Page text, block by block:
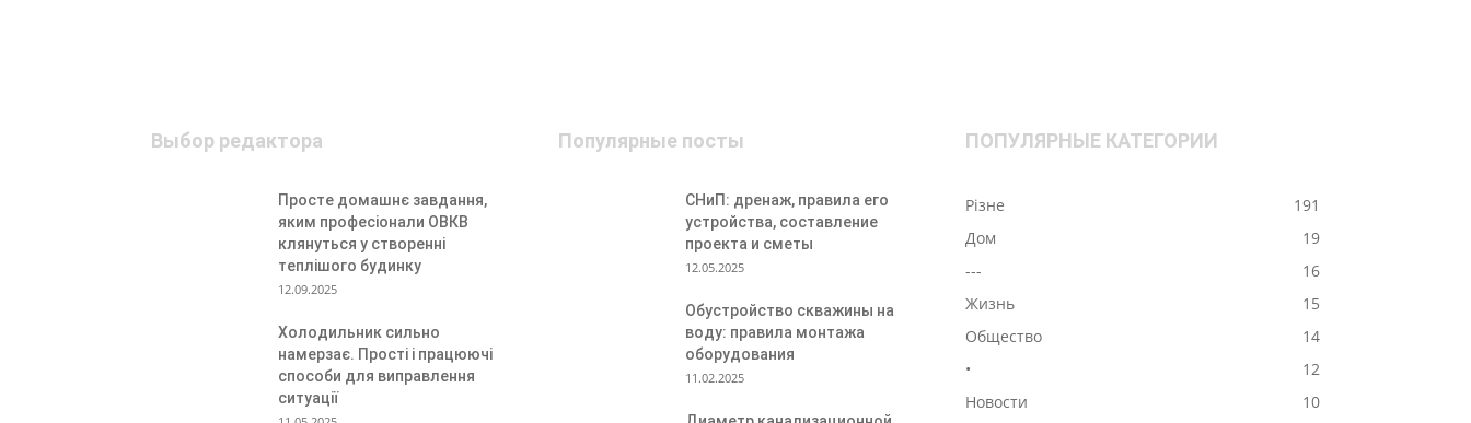
Выбор редактора
Просте домашнє завдання,
яким професіонали ОВКВ
клянуться у створенні
теплішого будинку
12.09.2025
Холодильник сильно
намерзає. Прості і працюючі
способи для виправлення
ситуації
Популярные посты
СНиП: дренаж, правила его
устройства, составление
проекта и сметы
12.05.2025
Обустройство скважины на
воду: правила монтажа
оборудования
11.02.2025
ПОПУЛЯРНЫЕ КАТЕГОРИИ
Різне
191
Дом
19
---
16
Жизнь
15
Общество
14
•
12
Новости
10